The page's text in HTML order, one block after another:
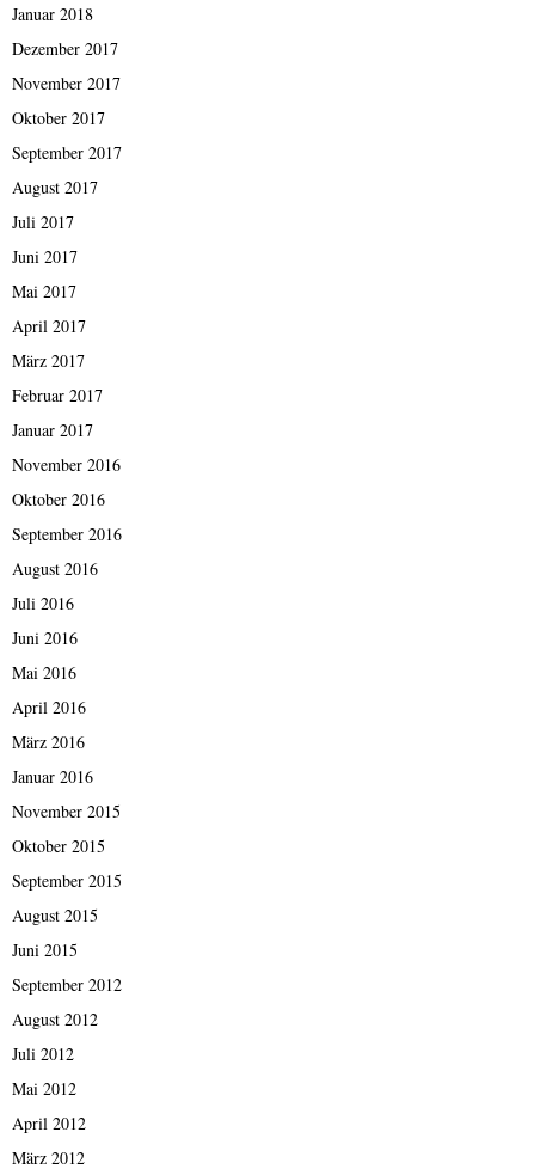
Januar 2018
Dezember 2017
November 2017
Oktober 2017
September 2017
August 2017
Juli 2017
Juni 2017
Mai 2017
April 2017
März 2017
Februar 2017
Januar 2017
November 2016
Oktober 2016
September 2016
August 2016
Juli 2016
Juni 2016
Mai 2016
April 2016
März 2016
Januar 2016
November 2015
Oktober 2015
September 2015
August 2015
Juni 2015
September 2012
August 2012
Juli 2012
Mai 2012
April 2012
März 2012